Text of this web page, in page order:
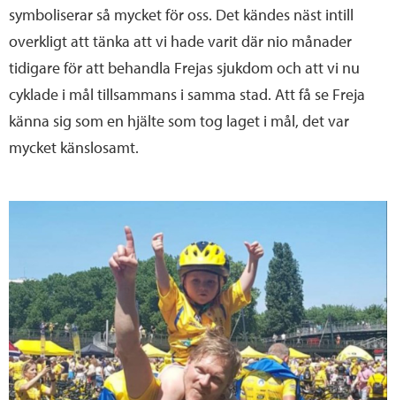
symboliserar så mycket för oss. Det kändes näst intill
overkligt att tänka att vi hade varit där nio månader
tidigare för att behandla Frejas sjukdom och att vi nu
cyklade i mål tillsammans i samma stad. Att få se Freja
känna sig som en hjälte som tog laget i mål, det var
mycket känslosamt.